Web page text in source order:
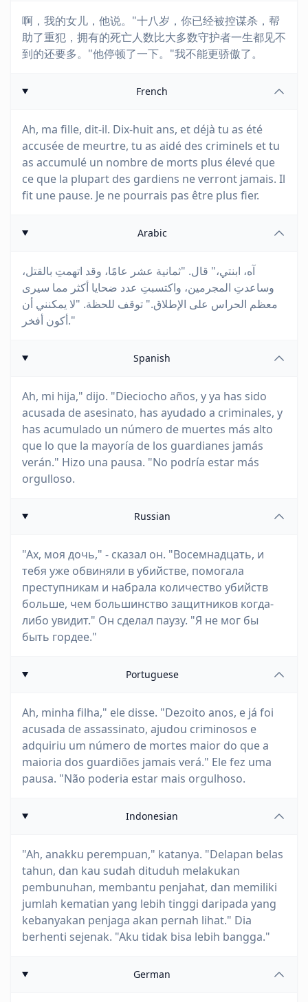
啊，我的女儿，他说。"十八岁，你已经被控谋杀，帮
助了重犯，拥有的死亡人数比大多数守护者一生都见不
到的还要多。"他停顿了一下。"我不能更骄傲了。
French
Ah, ma fille, dit-il. Dix-huit ans, et déjà tu as été
accusée de meurtre, tu as aidé des criminels et tu
as accumulé un nombre de morts plus élevé que
ce que la plupart des gardiens ne verront jamais. Il
fit une pause. Je ne pourrais pas être plus fier.
Arabic
آه، ابنتي،" قال. "ثمانية عشر عامًا، وقد اتهمتِ بالقتل،
وساعدتِ المجرمين، واكتسبتِ عدد ضحايا أكثر مما سيرى
معظم الحراس على الإطلاق." توقف للحظة. "لا يمكنني أن
أكون أفخر."
Spanish
Ah, mi hija," dijo. "Dieciocho años, y ya has sido
acusada de asesinato, has ayudado a criminales, y
has acumulado un número de muertes más alto
que lo que la mayoría de los guardianes jamás
verán." Hizo una pausa. "No podría estar más
orgulloso.
Russian
"Ах, моя дочь," - сказал он. "Восемнадцать, и
тебя уже обвиняли в убийстве, помогала
преступникам и набрала количество убийств
больше, чем большинство защитников когда-
либо увидит." Он сделал паузу. "Я не мог бы
быть гордее."
Portuguese
Ah, minha filha," ele disse. "Dezoito anos, e já foi
acusada de assassinato, ajudou criminosos e
adquiriu um número de mortes maior do que a
maioria dos guardiões jamais verá." Ele fez uma
pausa. "Não poderia estar mais orgulhoso.
Indonesian
"Ah, anakku perempuan," katanya. "Delapan belas
tahun, dan kau sudah dituduh melakukan
pembunuhan, membantu penjahat, dan memiliki
jumlah kematian yang lebih tinggi daripada yang
kebanyakan penjaga akan pernah lihat." Dia
berhenti sejenak. "Aku tidak bisa lebih bangga."
German